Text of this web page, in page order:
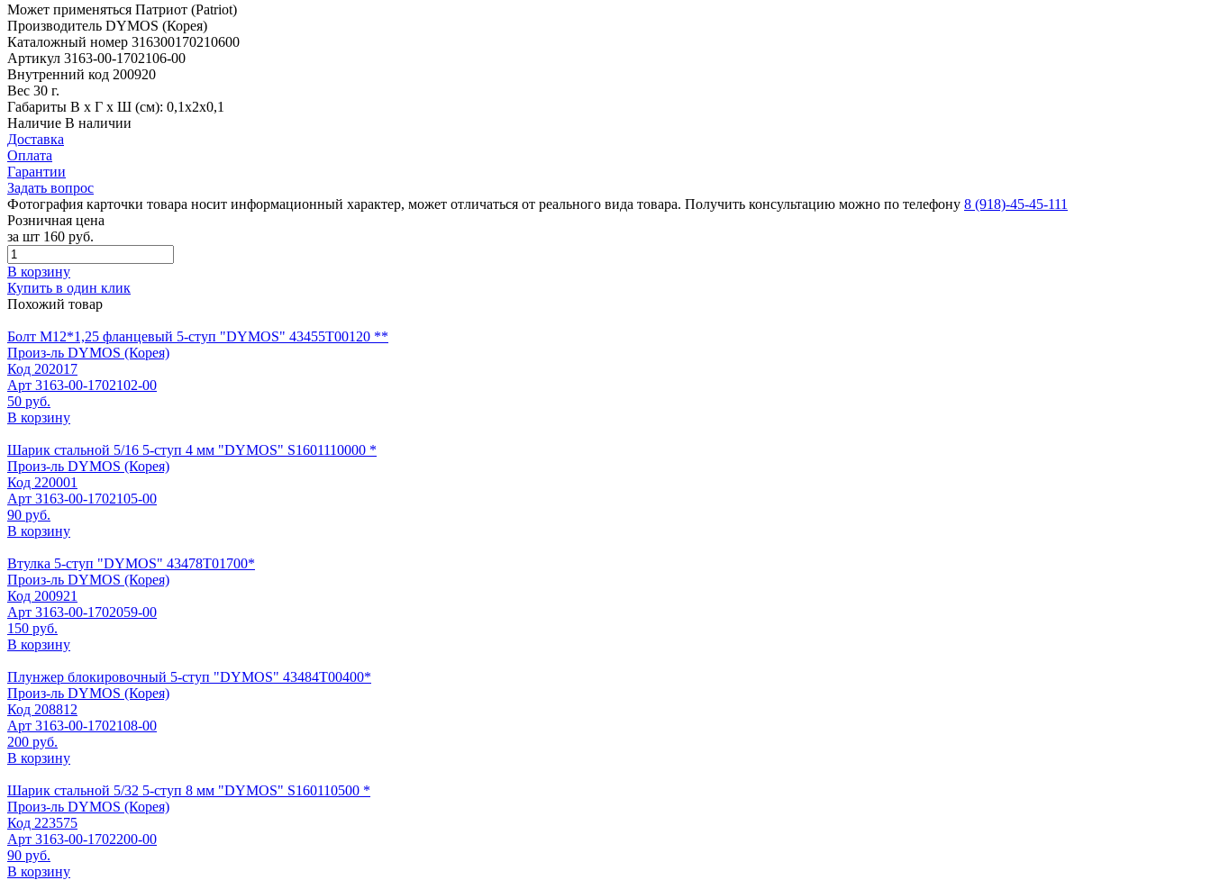
Может применяться Патриот (Patriot)
Производитель DYMOS (Корея)
Каталожный номер 316300170210600
Артикул 3163-00-1702106-00
Внутренний код 200920
Вес 30 г.
Габариты В х Г х Ш (см): 0,1х2х0,1
Наличие В наличии
Доставка
Оплата
Гарантии
Задать вопрос
Фотография карточки товара носит информационный характер, может отличаться от реального вида товара. Получить консультацию можно по телефону 8 (918)-45-45-111
Розничная цена
за шт 160 руб.
В корзину
Купить в один клик
Похожий товар
Болт М12*1,25 фланцевый 5-ступ "DYMOS" 43455Т00120 **
Произ-ль DYMOS (Корея)
Код 202017
Арт 3163-00-1702102-00
50 руб.
В корзину
Шарик стальной 5/16 5-ступ 4 мм "DYMOS" S1601110000 *
Произ-ль DYMOS (Корея)
Код 220001
Арт 3163-00-1702105-00
90 руб.
В корзину
Втулка 5-ступ "DYMOS" 43478Т01700*
Произ-ль DYMOS (Корея)
Код 200921
Арт 3163-00-1702059-00
150 руб.
В корзину
Плунжер блокировочный 5-ступ "DYMOS" 43484Т00400*
Произ-ль DYMOS (Корея)
Код 208812
Арт 3163-00-1702108-00
200 руб.
В корзину
Шарик стальной 5/32 5-ступ 8 мм "DYMOS" S160110500 *
Произ-ль DYMOS (Корея)
Код 223575
Арт 3163-00-1702200-00
90 руб.
В корзину